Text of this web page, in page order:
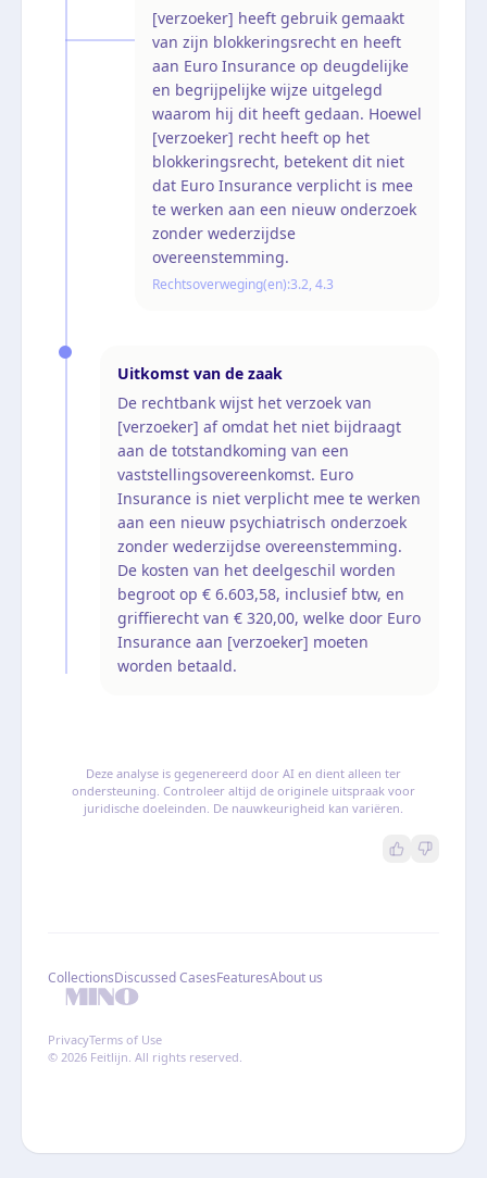
[verzoeker] heeft gebruik gemaakt
van zijn blokkeringsrecht en heeft
aan Euro Insurance op deugdelijke
en begrijpelijke wijze uitgelegd
waarom hij dit heeft gedaan. Hoewel
[verzoeker] recht heeft op het
blokkeringsrecht, betekent dit niet
dat Euro Insurance verplicht is mee
te werken aan een nieuw onderzoek
zonder wederzijdse
overeenstemming.
Rechtsoverweging(en):3.2, 4.3
Uitkomst van de zaak
De rechtbank wijst het verzoek van
[verzoeker] af omdat het niet bijdraagt
aan de totstandkoming van een
vaststellingsovereenkomst. Euro
Insurance is niet verplicht mee te werken
aan een nieuw psychiatrisch onderzoek
zonder wederzijdse overeenstemming.
De kosten van het deelgeschil worden
begroot op € 6.603,58, inclusief btw, en
griffierecht van € 320,00, welke door Euro
Insurance aan [verzoeker] moeten
worden betaald.
Deze analyse is gegenereerd door AI en dient alleen ter
ondersteuning. Controleer altijd de originele uitspraak voor
juridische doeleinden. De nauwkeurigheid kan variëren.
CollectionsDiscussed CasesFeaturesAbout us
PrivacyTerms of Use
© 2026 Feitlijn. All rights reserved.